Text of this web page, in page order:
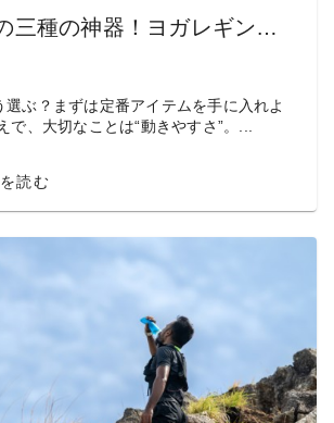
ヨガウェアの三種の神器！ヨガレギンス・ヨガドレープ・ブラトップのオシャレコーデ
選ぶ？まずは定番アイテムを手に入れよ
で、大切なことは“動きやすさ”。...
読む